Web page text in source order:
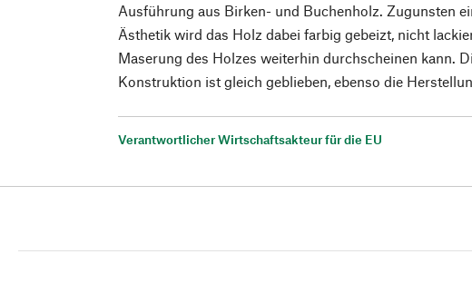
Ausführung aus Birken- und Buchenholz. Zugunsten
Ästhetik wird das Holz dabei farbig gebeizt, nicht
Maserung des Holzes weiterhin durchscheinen kann.
Konstruktion ist gleich geblieben, ebenso die
Verantwortlicher Wirtschaftsakteur für die EU